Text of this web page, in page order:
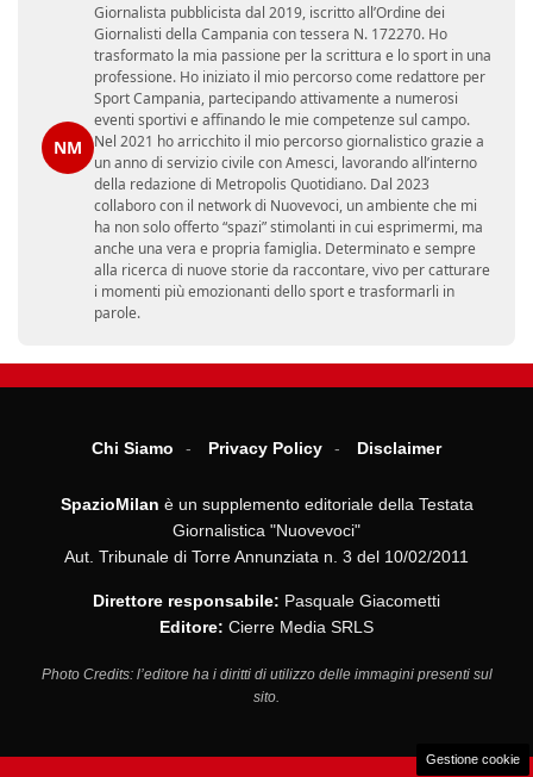
NM
Giornalista pubblicista dal 2019, iscritto all’Ordine dei
Giornalisti della Campania con tessera N. 172270. Ho
trasformato la mia passione per la scrittura e lo sport in una
professione. Ho iniziato il mio percorso come redattore per
Sport Campania, partecipando attivamente a numerosi
eventi sportivi e affinando le mie competenze sul campo.
Nel 2021 ho arricchito il mio percorso giornalistico grazie a
un anno di servizio civile con Amesci, lavorando all’interno
della redazione di Metropolis Quotidiano. Dal 2023
collaboro con il network di Nuovevoci, un ambiente che mi
ha non solo offerto “spazi” stimolanti in cui esprimermi, ma
anche una vera e propria famiglia. Determinato e sempre
alla ricerca di nuove storie da raccontare, vivo per catturare
i momenti più emozionanti dello sport e trasformarli in
parole.
Chi Siamo Privacy Policy Disclaimer
SpazioMilan è un supplemento editoriale della Testata
Giornalistica "Nuovevoci"
Aut. Tribunale di Torre Annunziata n. 3 del 10/02/2011
Direttore responsabile: Pasquale Giacometti
Editore: Cierre Media SRLS
Photo Credits: l’editore ha i diritti di utilizzo delle immagini presenti sul
sito.
Gestione cookie